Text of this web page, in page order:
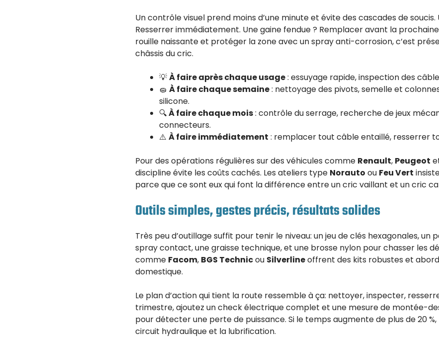
Un contrôle visuel prend moins d’une minute et évite des cascades de soucis.
Resserrer immédiatement. Une gaine fendue ? Remplacer avant la
rouille naissante et protéger la zone avec un spray anti-corrosion, c’est
châssis du cric.
💡À faire après chaque usage: essuyage rapide, inspection des
🧽 À faire chaque semaine: nettoyage des pivots, semelle et
silicone.
🔍À faire chaque mois: contrôle du serrage, recherche de jeux
connecteurs.
⚠️ À faire immédiatement : remplacer tout câble entaillé, resserrer
Pour des opérations régulières sur des véhicules comme Renault, Peugeot
discipline évite les coûts cachés. Les ateliers type Norauto ou Feu Vert
parce que ce sont eux qui font la différence entre un cric vaillant et un cric
Outils simples, gestes précis, résultats solides
Très peu d’outillage suffit pour tenir le niveau: un jeu de clés hexagonales, un
spray contact, une graisse technique, et une brosse nylon pour chasser les
comme Facom, BGS Technicou Silverlineoffrent des kits robustes et
domestique.
Le plan d’action qui tient la route ressemble à ça: nettoyer, inspecter,
trimestre, ajoutez un check électrique complet et une mesure de montée-
pour détecter une perte de puissance. Si le temps augmente de plus de 20
circuit hydraulique et la lubrification.